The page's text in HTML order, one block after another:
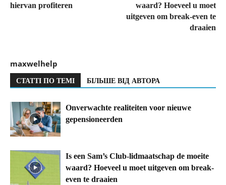
hiervan profiteren
waard? Hoeveel u moet
uitgeven om break-even te
draaien
maxwelhelp
СТАТТІ ПО ТЕМІ БІЛЬШЕ ВІД АВТОРА
Onverwachte realiteiten voor nieuwe
gepensioneerden
Is een Sam’s Club-lidmaatschap de moeite
waard? Hoeveel u moet uitgeven om break-
even te draaien